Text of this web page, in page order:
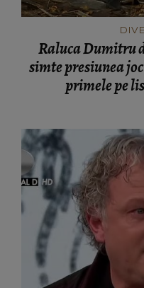
Raluca Dumitru
simte presiunea
primele pe